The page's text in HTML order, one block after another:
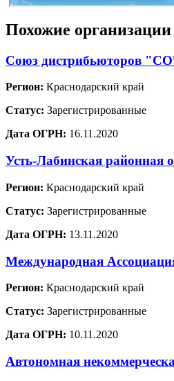
Похожие организации
Союз дистрибьюторов
Регион: Краснодарский край
Статус: Зарегистрированные
Дата ОГРН: 16.11.2020
Усть-Лабинская районная
Регион: Краснодарский край
Статус: Зарегистрированные
Дата ОГРН: 13.11.2020
Международная
Регион: Краснодарский край
Статус: Зарегистрированные
Дата ОГРН: 10.11.2020
Автономная